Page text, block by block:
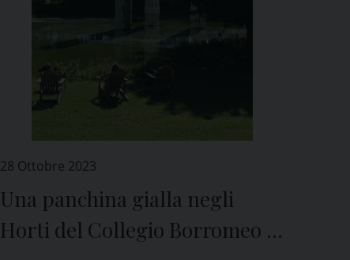
28 Ottobre 2023
Una panchina gialla negli
Horti del Collegio Borromeo di